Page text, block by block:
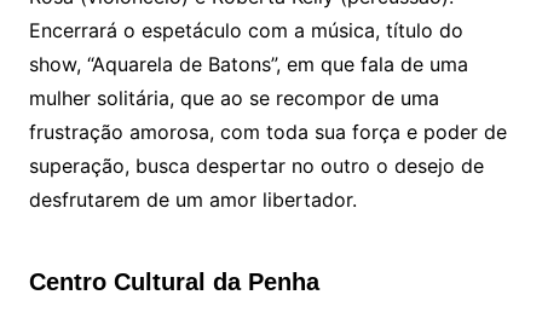
Encerrará o espetáculo com a música, título do
show, “Aquarela de Batons”, em que fala de uma
mulher solitária, que ao se recompor de uma
frustração amorosa, com toda sua força e poder de
superação, busca despertar no outro o desejo de
desfrutarem de um amor libertador.
Centro Cultural da Penha